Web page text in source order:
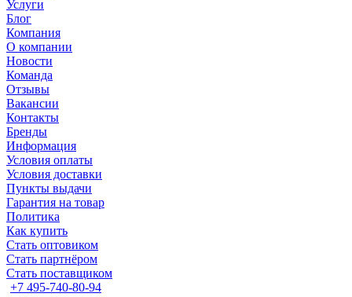
Услуги
Блог
Компания
О компании
Новости
Команда
Отзывы
Вакансии
Контакты
Бренды
Информация
Условия оплаты
Условия доставки
Пункты выдачи
Гарантия на товар
Политика
Как купить
Стать оптовиком
Стать партнёром
Стать поставщиком
+7 495-740-80-94